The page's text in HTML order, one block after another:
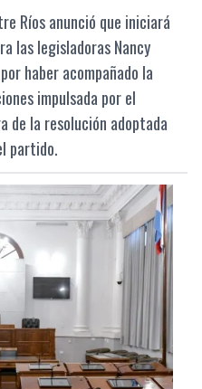
Ríos anunció que iniciará
las legisladoras Nancy
haber acompañado la
impulsada por el
de la resolución adoptada
partido.